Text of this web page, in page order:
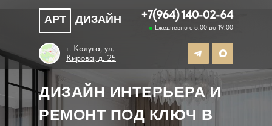
+7(964) 140-02-64
ДИЗАЙН ИНТЕРЬЕРА И
РЕМОНТ ПОД КЛЮЧ В
г. Калуга, ул.
Кирова, д. 25
Ежедневно с 8:00 до 19:00
АРТ ДИЗАЙН